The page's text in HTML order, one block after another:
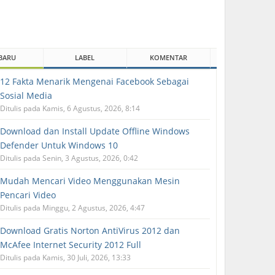
LABEL KOMENTAR
12 Fakta Menarik Mengenai Facebook Sebagai
Sosial Media
Ditulis pada Kamis, 6 Agustus, 2026, 8:14
Download dan Install Update Offline Windows
Defender Untuk Windows 10
Ditulis pada Senin, 3 Agustus, 2026, 0:42
Mudah Mencari Video Menggunakan Mesin
Pencari Video
Ditulis pada Minggu, 2 Agustus, 2026, 4:47
Download Gratis Norton AntiVirus 2012 dan
McAfee Internet Security 2012 Full
Ditulis pada Kamis, 30 Juli, 2026, 13:33